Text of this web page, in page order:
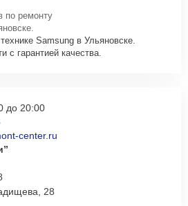
по ремонту
Samsung в Ульяновске.
с гарантией качества.
28
до 20:00
center.ru